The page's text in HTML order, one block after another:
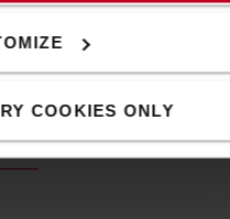
COOKIES ONLY
nous